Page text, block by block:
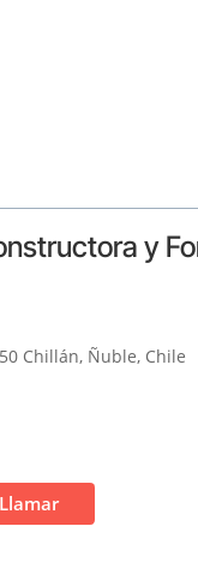
y
Chillán, Ñuble, Chile
Llamar